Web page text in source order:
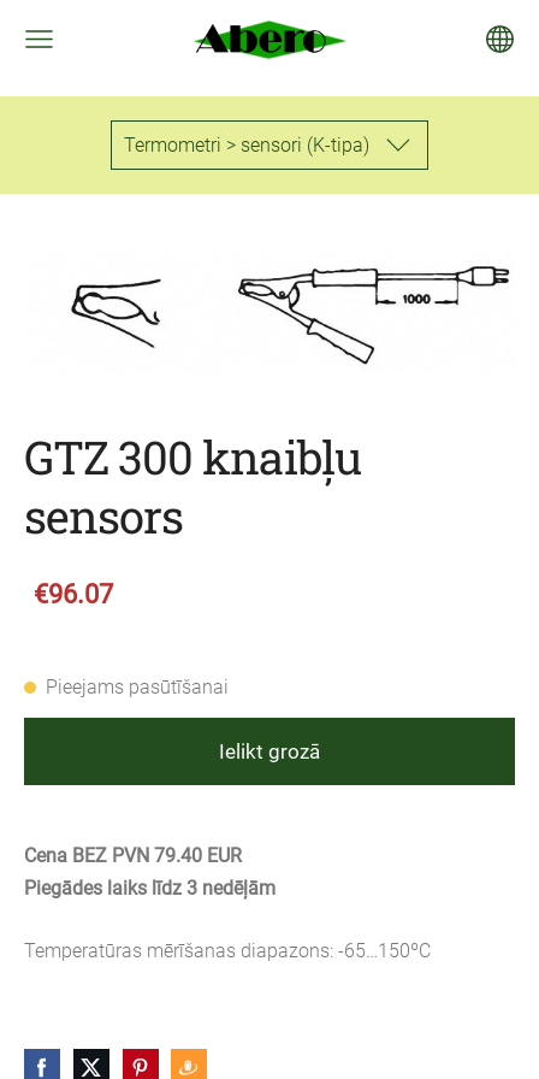
Termometri > sensori (K-tipa)
GTZ 300 knaibļu
sensors
€96.07
Pieejams pasūtīšanai
Ielikt grozā
Cena BEZ PVN 79.40 EUR
Piegādes laiks līdz 3 nedēļām
Temperatūras mērīšanas diapazons: -65…150ºC